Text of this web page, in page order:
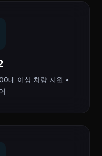
대 이상 차량 지원 •